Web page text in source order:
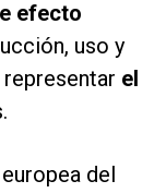
efecto
uso y
el
del